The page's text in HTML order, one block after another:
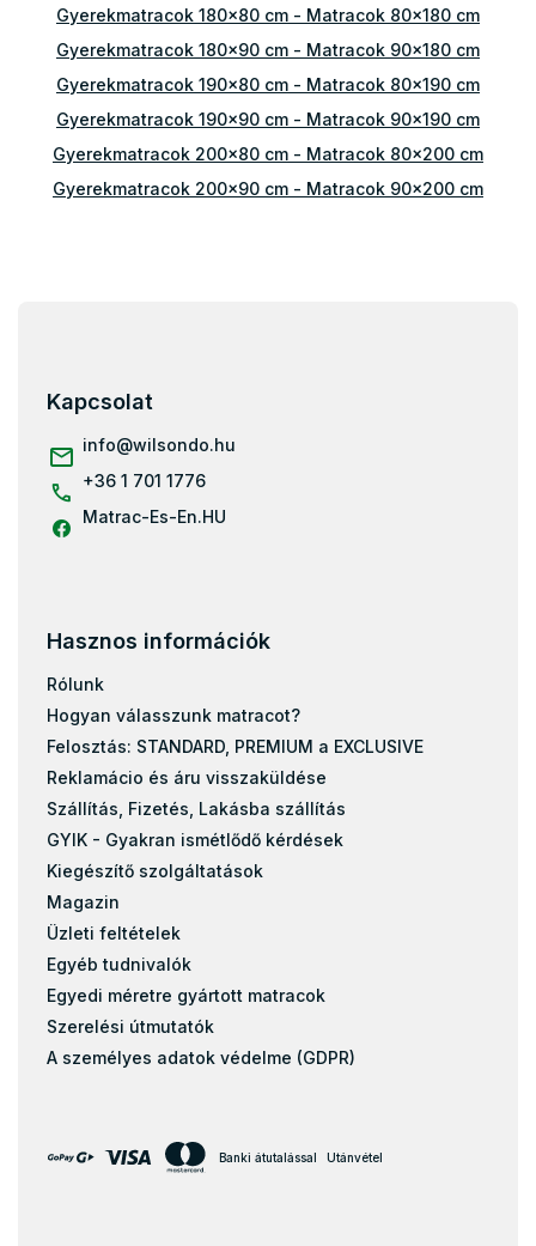
t
s
e
e
m
i
Gyerekmatracok 180x80 cm - Matracok 80x180 cm
Gyerekmatracok 180x90 cm - Matracok 90x180 cm
Gyerekmatracok 190x80 cm - Matracok 80x190 cm
Gyerekmatracok 190x90 cm - Matracok 90x190 cm
Gyerekmatracok 200x80 cm - Matracok 80x200 cm
Gyerekmatracok 200x90 cm - Matracok 90x200 cm
Kapcsolat
info@wilsondo.hu
+36 1 701 1776
Matrac-Es-En.HU
Hasznos információk
Rólunk
Hogyan válasszunk matracot?
Felosztás: STANDARD, PREMIUM a EXCLUSIVE
Reklamácio és áru visszaküldése
Szállítás, Fizetés, Lakásba szállítás
GYIK - Gyakran ismétlődő kérdések
Kiegészítő szolgáltatások
Magazin
Üzleti feltételek
Egyéb tudnivalók
Egyedi méretre gyártott matracok
Szerelési útmutatók
A személyes adatok védelme (GDPR)
Banki átutalással Utánvétel